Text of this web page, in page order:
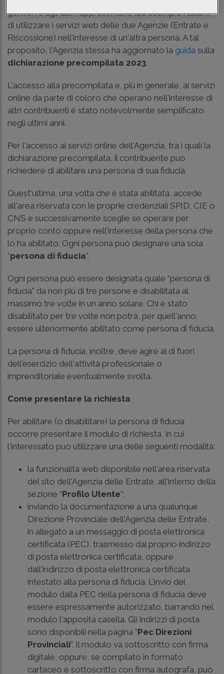
genitori e agli altri rappresentanti (ad esempio i tutori)
di utilizzare i servizi web delle due Agenzie (Entrate e
Riscossione) nell'interesse di un'altra persona. A tal
proposito, l'Agenzia stessa ha aggiornato la guida sulla
dichiarazione precompilata 2023.
L'accesso alla precompilata e, più in generale, ai servizi
online da parte di coloro che operano nell'interesse di
altri contribuenti è stato notevolmente semplificato
negli ultimi anni.
Per l'accesso ai servizi online dell'Agenzia, tra i quali la
dichiarazione precompilata, il contribuente può
richiedere di abilitare una persona di sua fiducia.
Quest'ultima, una volta che è stata abilitata, accede
all'area riservata con le proprie credenziali SPID, CIE o
CNS e successivamente sceglie se operare per
proprio conto oppure nell'interesse della persona che
lo ha abilitato. Ogni persona può designare una sola
“persona di fiducia”.
Ogni persona può essere designata quale “persona di
fiducia” da non più di tre persone e disabilitata al
massimo tre volte in un anno solare. Chi è stato
disabilitato per tre volte non potrà, per quell'anno,
essere ulteriormente abilitato come persona di fiducia.
La persona di fiducia, inoltre, deve agire al di fuori
dell'esercizio dell'attività professionale o
imprenditoriale eventualmente svolta.
Come presentare la richiesta
Per abilitare (o disabilitare) la persona di fiducia
occorre presentare il modulo di richiesta, in cui
l'interessato può utilizzare una delle seguenti modalità:
la funzionalità web disponibile nell'area riservata
del sito dell'Agenzia delle Entrate, all'interno della
sezione “Profilo Utente”;
inviando la documentazione a una qualunque
Direzione Provinciale dell'Agenzia delle Entrate,
in allegato a un messaggio di posta elettronica
certificata (PEC), trasmesso dal proprio indirizzo
di posta elettronica certificata, oppure
dall'indirizzo di posta elettronica certificata
intestato alla persona di fiducia. L'invio del
modulo dalla PEC della persona di fiducia deve
essere espressamente autorizzato, barrando nel
modulo l'apposita casella. Gli indirizzi di posta
sono disponibili nella pagina “Pec Direzioni
Provinciali”. Il modulo va sottoscritto con firma
digitale, oppure, se compilato in formato
cartaceo e sottoscritto con firma autografa, può